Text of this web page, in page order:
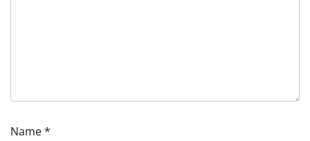
Name*